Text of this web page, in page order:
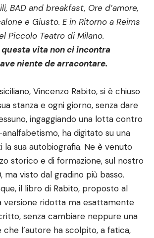
BAD and breakfast, Ore d’amore,
e Giusto. E in Ritorno a Reims
Piccolo Teatro di Milano.
questa vita non ci incontra
niente de arracontare.
Vincenzo Rabito, si è chiuso
stanza e ogni giorno, senza dare
ingaggiando una lotta contro
ha digitato su una
la sua autobiografia. Ne è venuto
storico e di formazione, sul nostro
ma visto dal gradino più basso.
il libro di Rabito, proposto al
versione ridotta ma esattamente
senza cambiare neppure una
che l’autore ha scolpito, a fatica,